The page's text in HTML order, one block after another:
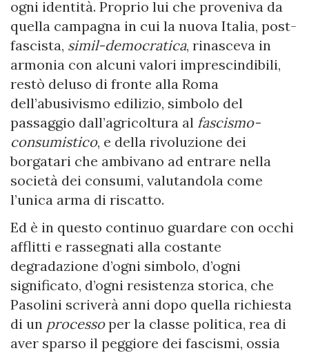
ogni identità. Proprio lui che proveniva da
quella campagna in cui la nuova Italia, post-
fascista, simil-democratica, rinasceva in
armonia con alcuni valori imprescindibili,
restò deluso di fronte alla Roma
dell’abusivismo edilizio, simbolo del
passaggio dall’agricoltura al fascismo-
consumistico, e della rivoluzione dei
borgatari che ambivano ad entrare nella
società dei consumi, valutandola come
l’unica arma di riscatto.
Ed è in questo continuo guardare con occhi
afflitti e rassegnati alla costante
degradazione d’ogni simbolo, d’ogni
significato, d’ogni resistenza storica, che
Pasolini scriverà anni dopo quella richiesta
di un processoper la classe politica, rea di
aver sparso il peggiore dei fascismi, ossia